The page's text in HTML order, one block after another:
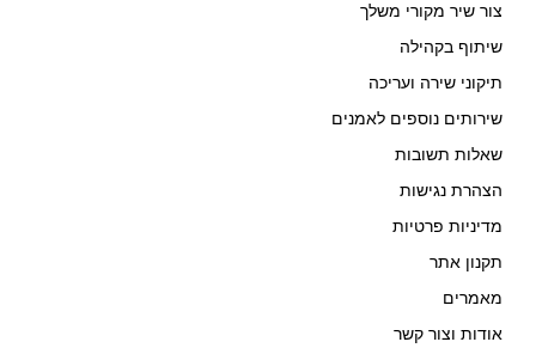
צור שיר מקורי משלך
שיתוף בקהילה
תיקוני שירה ועריכה
שירותים נוספים לאמנים
שאלות תשובות
הצהרת נגישות
מדיניות פרטיות
תקנון אתר
מאמרים
אודות וצור קשר